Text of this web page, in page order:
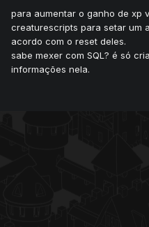
para aumentar o ganho de xp
creaturescripts para setar um
acordo com o reset deles.
sabe mexer com SQL? é só
informações nela.